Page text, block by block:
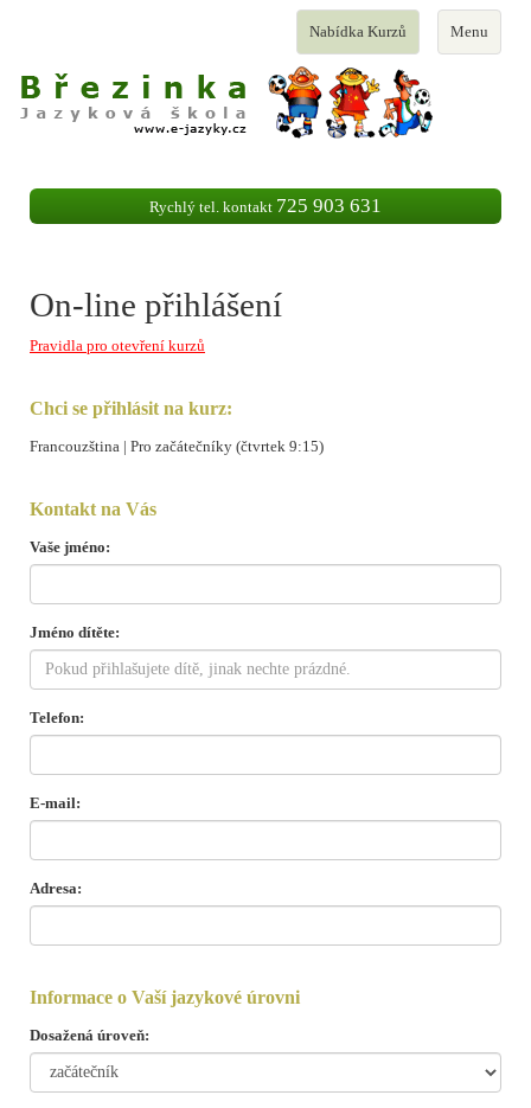
Toggle
navigation
Menu
Toggle
navigation
Nabídka Kurzů
Rychlý tel. kontakt 725 903 631
On-line přihlášení
Pravidla pro otevření kurzů
Chci se přihlásit na kurz:
Francouzština | Pro začátečníky (čtvrtek 9:15)
Kontakt na Vás
Vaše jméno:
Jméno dítěte:
Telefon:
E-mail:
Adresa:
Informace o Vaší jazykové úrovni
Dosažená úroveň: